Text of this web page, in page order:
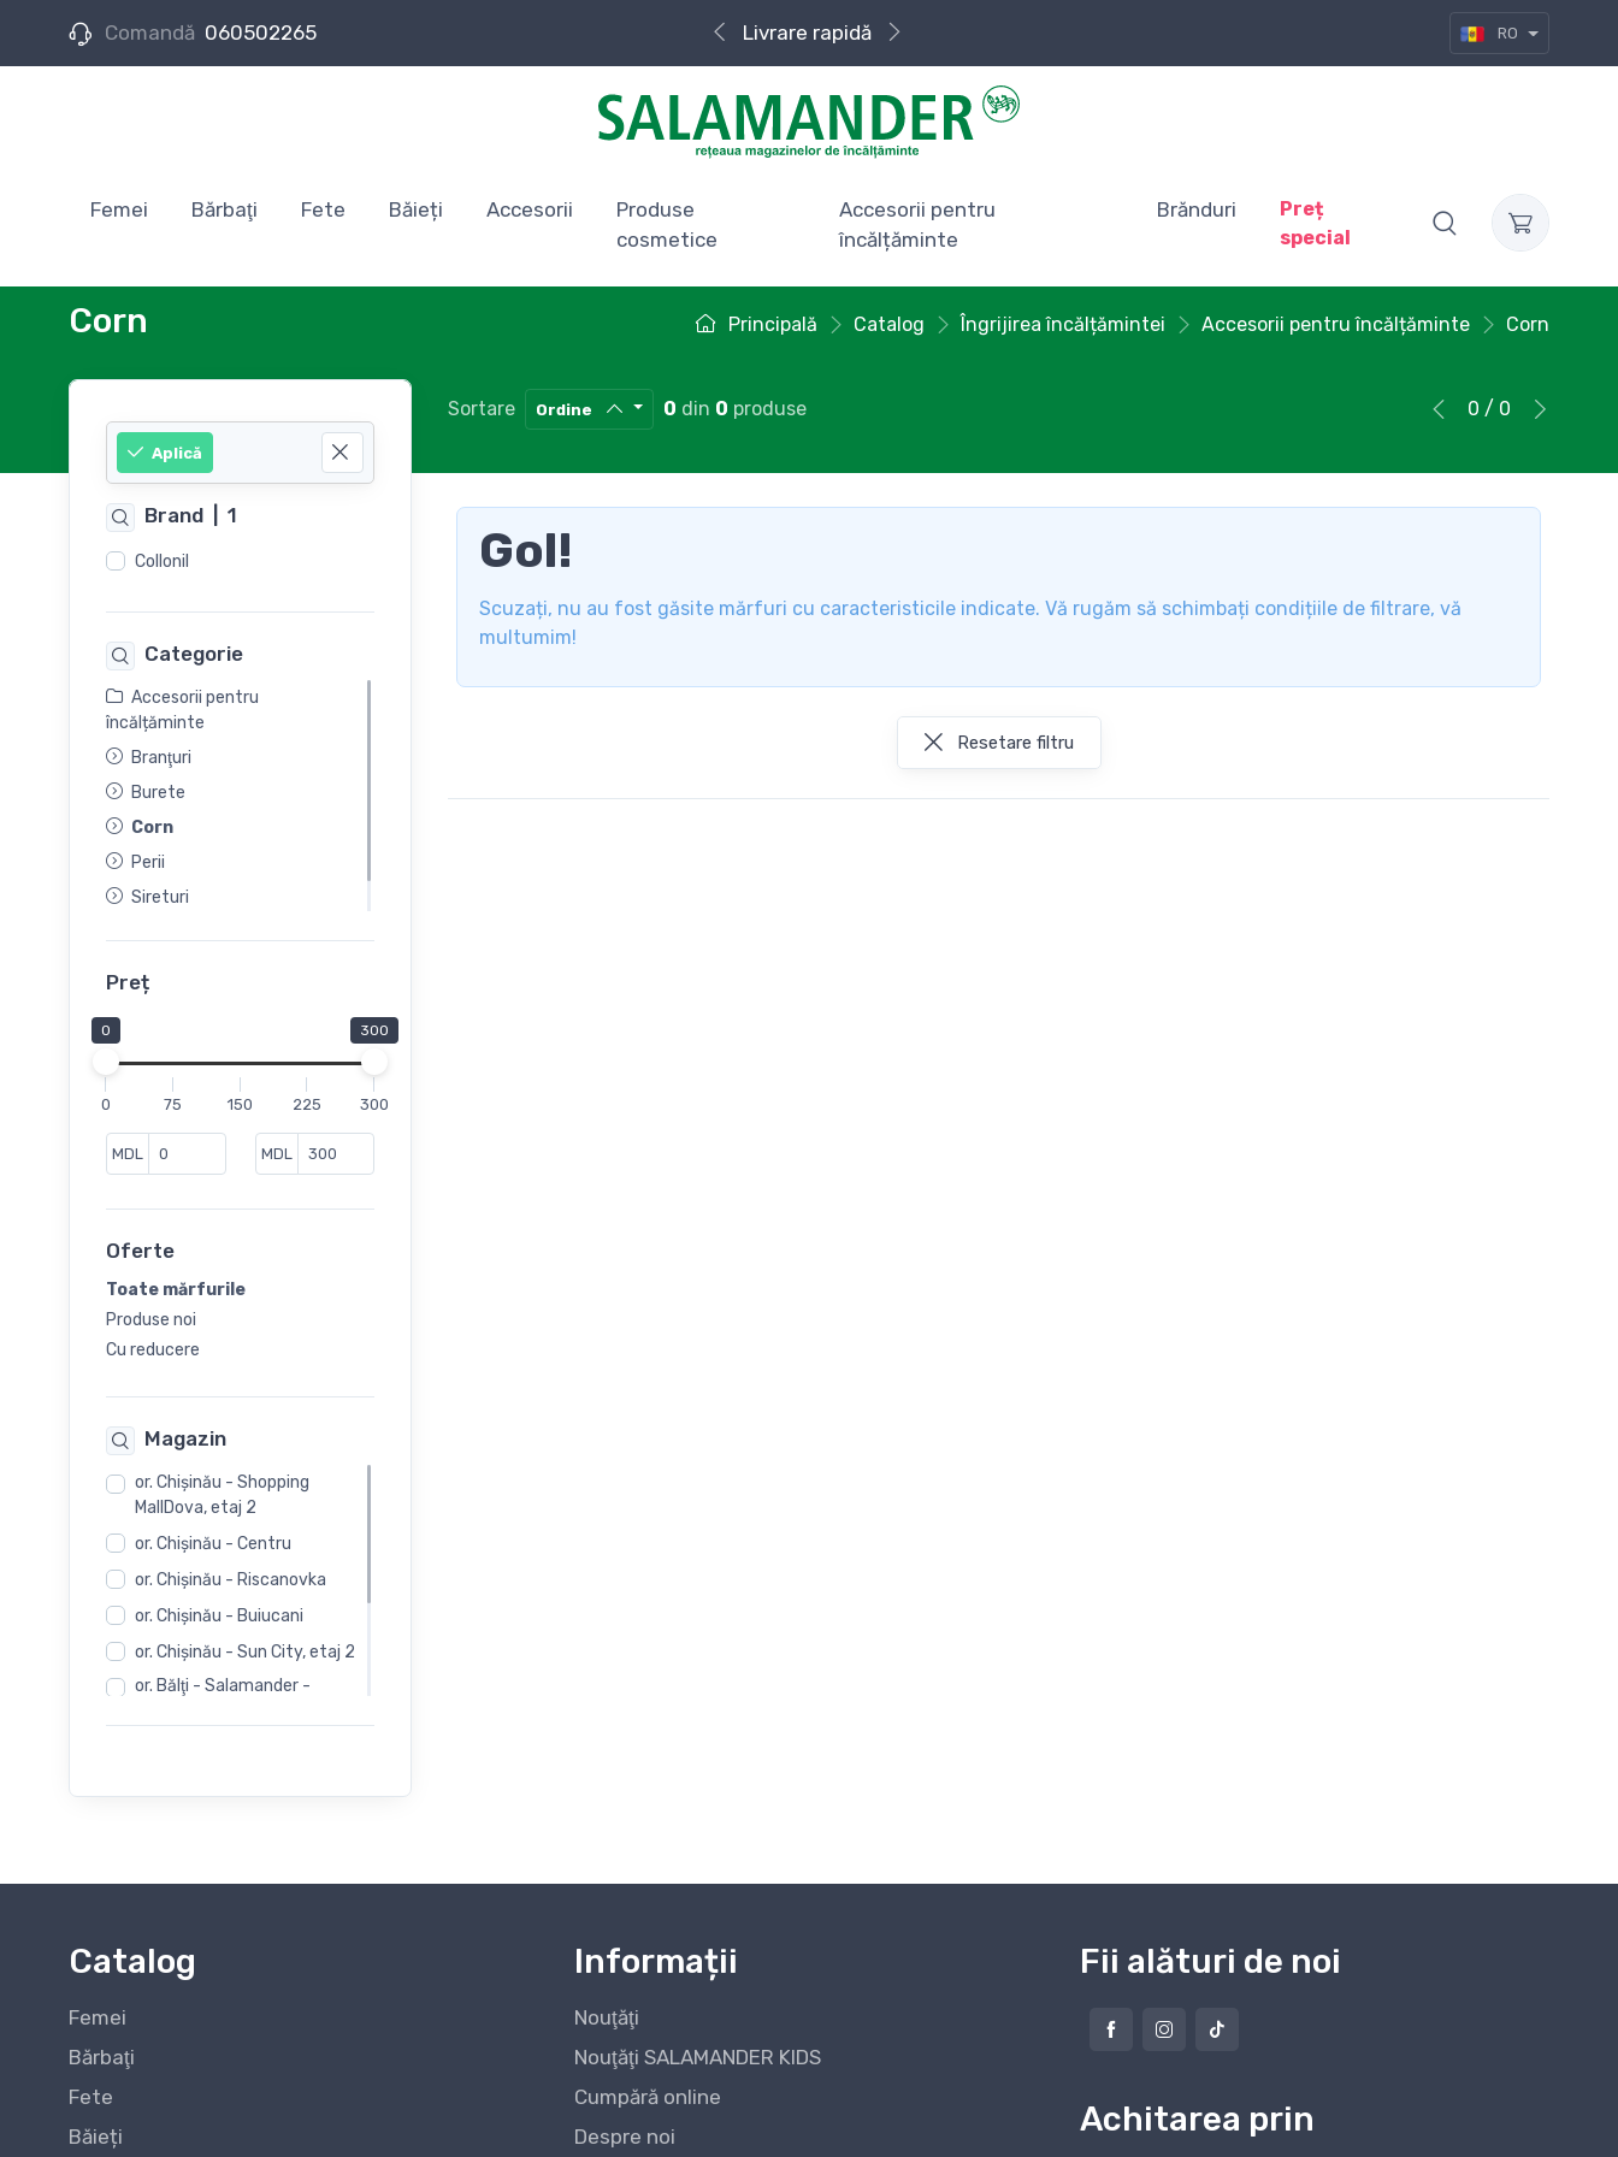
Comandă 060502265 Livrare rapidă RO
Femei Bărbaţi Fete Băieți Accesorii
Produse
cosmetice
Accesorii pentru
încălțăminte
Brănduri
Preț
special
Principală Catalog Îngrijirea încălțămintei Accesorii pentru încălțăminte Corn
Corn
Aplică
Brand 1
Collonil
Categorie
Accesorii pentru
încălțăminte
Branţuri
Burete
Corn
Perii
Sireturi
Preț
0 300
0 75 150 225 300
MDL MDL
Oferte
Toate mărfurile
Produse noi
Cu reducere
Magazin
or. Chişinău - Shopping
MallDova, etaj 2
or. Chişinău - Centru
or. Chişinău - Riscanovka
or. Chişinău - Buiucani
or. Chişinău - Sun City, etaj 2
or. Bălţi - Salamander -
or. Bălţi - Rieker -
Sortare Ordine 0 din 0 produse 0 / 0
Gol!
Scuzați, nu au fost găsite mărfuri cu caracteristicile indicate. Vă rugăm să schimbați condițiile de filtrare, vă
multumim!
Resetare filtru
Catalog
Femei
Bărbaţi
Fete
Băieți
Informații
Nouţăţi
Nouţăţi SALAMANDER KIDS
Cumpără online
Despre noi
Fii alături de noi
Achitarea prin